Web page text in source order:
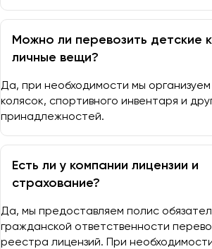
Можно ли перевозить детские
личные вещи?
Да, при необходимости мы организуем
колясок, спортивного инвентаря и
принадлежностей.
Есть ли у компании лицензии и
страхование?
Да, мы предоставляем полис
гражданской ответственности
реестра лицензий. При